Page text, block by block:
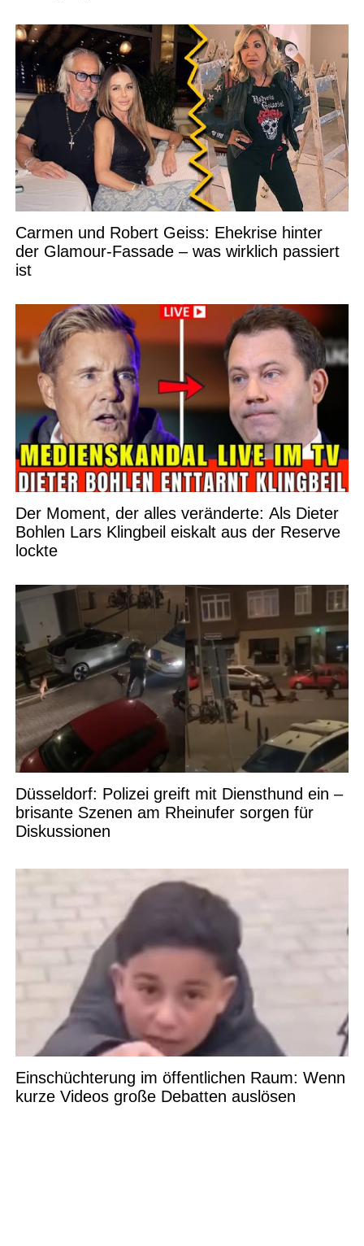
Carmen und Robert Geiss: Ehekrise hinter
der Glamour-Fassade – was wirklich passiert
ist
Der Moment, der alles veränderte: Als Dieter
Bohlen Lars Klingbeil eiskalt aus der Reserve
lockte
Düsseldorf: Polizei greift mit Diensthund ein –
brisante Szenen am Rheinufer sorgen für
Diskussionen
Einschüchterung im öffentlichen Raum: Wenn
kurze Videos große Debatten auslösen